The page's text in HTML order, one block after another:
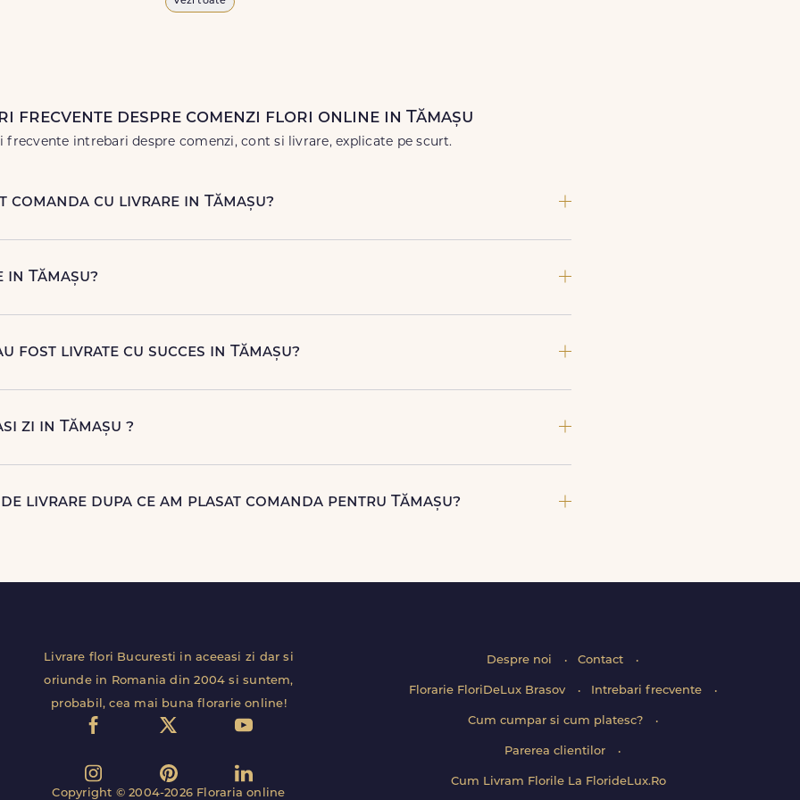
frecvente despre comenzi flori online in Tămașu
frecvente intrebari despre comenzi, cont si livrare, explicate pe scurt.
cu livrare in Tămașu?
naturale proaspete. De la clasicii trandafiri, la flori de sezon si soiuri exotice, pe toate le
Tămașu?
fost livrate cu succes in Tămașu?
in Tămașu. Astfel, esti mereu la curent cu statusul comenzii tale.
zi in Tămașu ?
livrare dupa ce am plasat comanda pentru Tămașu?
Livrare flori Bucuresti in aceeasi zi dar si
oriunde in Romania din 2004 si suntem,
probabil, cea mai buna florarie online!
Copyright © 2004-2026 Floraria online
Despre noi Contact
Florarie FloriDeLux Brasov Intrebari frecvente
Cum cumpar si cum platesc?
Parerea clientilor
Cum Livram Florile La FlorideLux.Ro